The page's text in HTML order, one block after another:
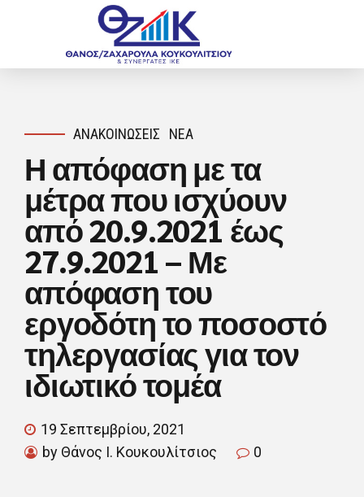
ΑΝΑΚΟΙΝΏΣΕΙΣ ΝΈΑ
Η απόφαση με τα
μέτρα που ισχύουν
από 20.9.2021 έως
27.9.2021 – Με
απόφαση του
εργοδότη το ποσοστό
τηλεργασίας για τον
ιδιωτικό τομέα
19 Σεπτεμβρίου, 2021
by Θάνος Ι. Κουκουλίτσιος
0